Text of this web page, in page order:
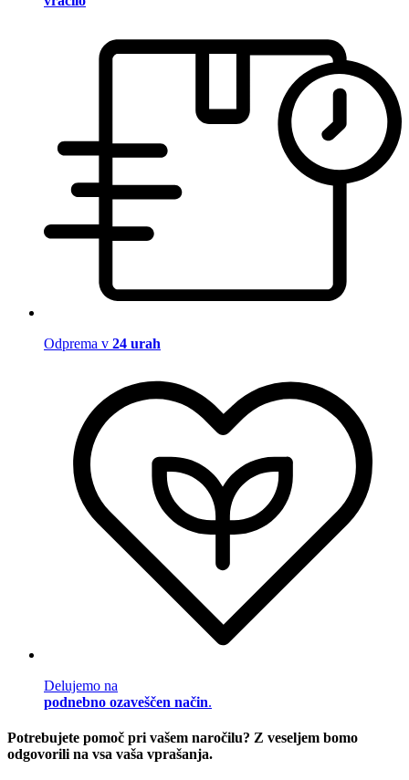
Odprema v 24 urah
Delujemo na
podnebno ozaveščen način.
Potrebujete pomoč pri vašem naročilu? Z veseljem bomo
odgovorili na vsa vaša vprašanja.